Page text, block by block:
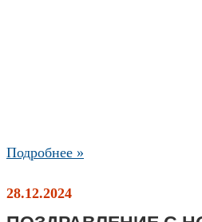
Подробнее »
28.12.2024